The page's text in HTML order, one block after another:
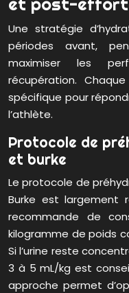
Une stratégie
périodes avant,
maximiser les
récupération.
spécifique pour
l’athlète.
Protocole de
et burke
Le protocole de
Burke est largement
recommande de
kilogramme de poids
Si l’urine reste
3 à 5 mL/kg est
approche permet